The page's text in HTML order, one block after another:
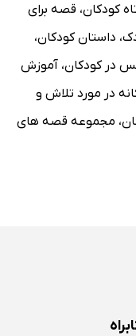
کودکان، قصه برای
، داستان کودکان،
در کودکان، آموزش
در مورد تلاش و
، مجموعه قصه های